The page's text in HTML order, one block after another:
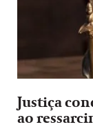
Justiça
ao